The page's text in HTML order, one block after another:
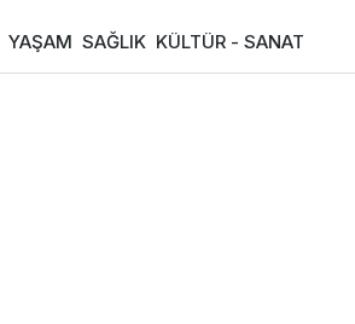
YAŞAM SAĞLIK KÜLTÜR - SANAT